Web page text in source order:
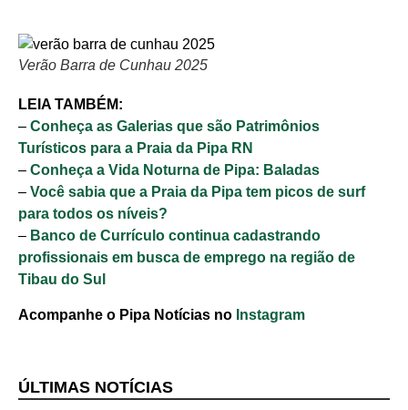
Verão Barra de Cunhau 2025
LEIA TAMBÉM:
– Conheça as Galerias que são Patrimônios
Turísticos para a Praia da Pipa RN
– Conheça a Vida Noturna de Pipa: Baladas
– Você sabia que a Praia da Pipa tem picos de surf
para todos os níveis?
– Banco de Currículo continua cadastrando
profissionais em busca de emprego na região de
Tibau do Sul
Acompanhe o Pipa Notícias no Instagram
ÚLTIMAS NOTÍCIAS